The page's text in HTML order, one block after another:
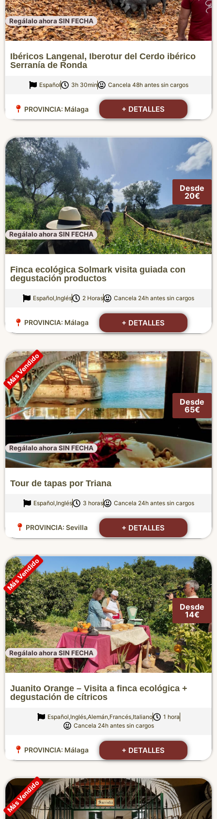
Regálalo ahora SIN FECHA
Ibéricos Langenal, Iberotur del Cerdo ibérico
Serranía de Ronda
Español 3h 30min Cancela 48h antes sin cargos
PROVINCIA: Málaga + DETALLES
Desde
20€
Regálalo ahora SIN FECHA
Finca ecológica Solmark visita guiada con
degustación productos
Español,Inglés 2 Horas Cancela 24h antes sin cargos
PROVINCIA: Málaga + DETALLES
Desde
65€
Más Vendido
Regálalo ahora SIN FECHA
Tour de tapas por Triana
Español,Inglés 3 horas Cancela 24h antes sin cargos
PROVINCIA: Sevilla + DETALLES
Desde
14€
Más Vendido
Regálalo ahora SIN FECHA
Juanito Orange – Visita a finca ecológica +
degustación de cítricos
Español,Inglés,Alemán,Francés,Italiano
1 hora
Cancela 24h antes sin cargos
PROVINCIA: Málaga + DETALLES
Más Vendido